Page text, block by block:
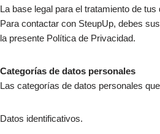
La base legal para el tratamiento de
Para contactar con SteupUp, debes
la presente Política de Privacidad.
Categorías de datos personales
Las categorías de datos personales
Datos identificativos.